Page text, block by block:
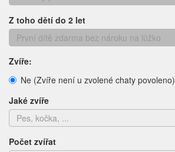
Z toho dětí do 2 let
Zvíře:
Ne (Zvíře není u zvolené chaty povoleno)
Jaké zvíře
Počet zvířat